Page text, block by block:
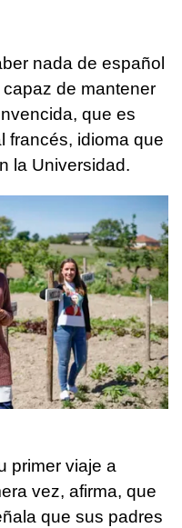
nada de español
de mantener
que es
francés, idioma que
la Universidad.
primer viaje a
vez, afirma, que
que sus padres